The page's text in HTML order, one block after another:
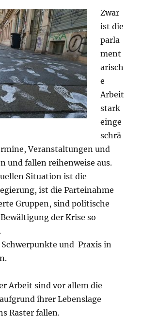
Zwar
ist die
parla
ment
arisch
e
Arbeit
stark
einge
schrä
Veranstaltungen und
und fallen reihenweise aus.
Situation ist die
ist die Parteinahme
Gruppen, sind politische
der Krise so
und Praxis in
Arbeit sind vor allem die
ihrer Lebenslage
Raster fallen.